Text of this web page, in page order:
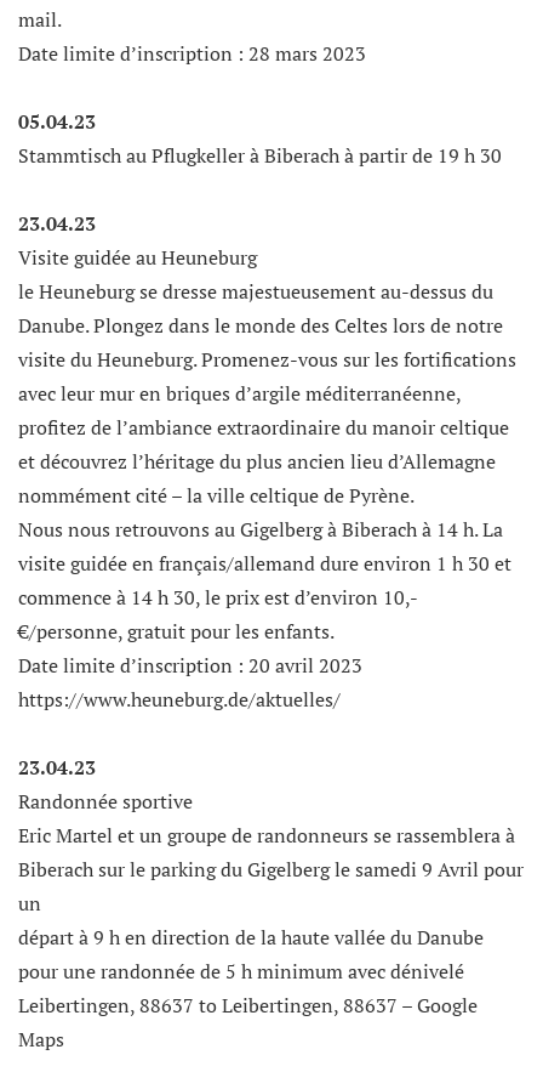
mail.
Date limite d’inscription : 28 mars 2023
05.04.23
Stammtisch au Pflugkeller à Biberach à partir de 19 h 30
23.04.23
Visite guidée au Heuneburg
le Heuneburg se dresse majestueusement au-dessus du
Danube. Plongez dans le monde des Celtes lors de notre
visite du Heuneburg. Promenez-vous sur les fortifications
avec leur mur en briques d’argile méditerranéenne,
profitez de l’ambiance extraordinaire du manoir celtique
et découvrez l’héritage du plus ancien lieu d’Allemagne
nommément cité – la ville celtique de Pyrène.
Nous nous retrouvons au Gigelberg à Biberach à 14 h. La
visite guidée en français/allemand dure environ 1 h 30 et
commence à 14 h 30, le prix est d’environ 10,-
€/personne, gratuit pour les enfants.
Date limite d’inscription : 20 avril 2023
https://www.heuneburg.de/aktuelles/
23.04.23
Randonnée sportive
Eric Martel et un groupe de randonneurs se rassemblera à
Biberach sur le parking du Gigelberg le samedi 9 Avril pour
un
départ à 9 h en direction de la haute vallée du Danube
pour une randonnée de 5 h minimum avec dénivelé
Leibertingen, 88637 to Leibertingen, 88637 – Google
Maps